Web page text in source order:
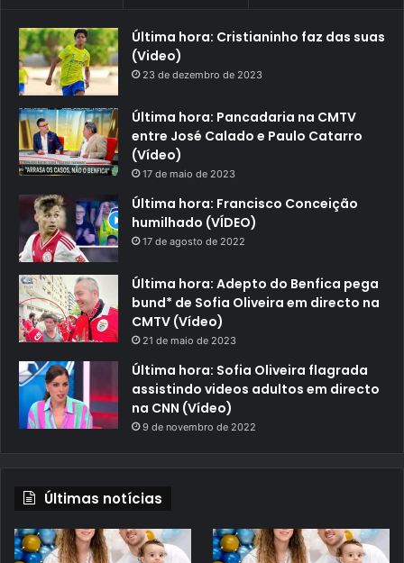
Última hora: Cristianinho faz das suas
(Video)
23 de dezembro de 2023
Última hora: Pancadaria na CMTV
entre José Calado e Paulo Catarro
(Vídeo)
17 de maio de 2023
Última hora: Francisco Conceição
humilhado (VÍDEO)
17 de agosto de 2022
Última hora: Adepto do Benfica pega
bund* de Sofia Oliveira em directo na
CMTV (Vídeo)
21 de maio de 2023
Última hora: Sofia Oliveira flagrada
assistindo videos adultos em directo
na CNN (Vídeo)
9 de novembro de 2022
Últimas notícias